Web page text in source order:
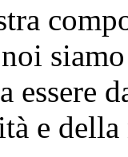
essere
e